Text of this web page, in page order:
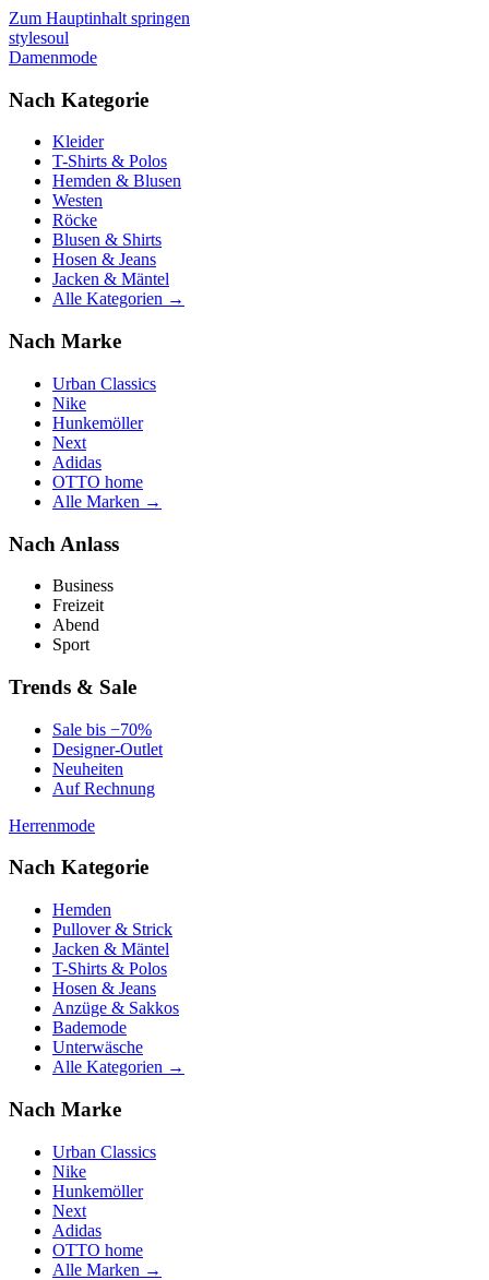
Zum Hauptinhalt springen
stylesoul
Damenmode
Nach Kategorie
Kleider
T-Shirts & Polos
Hemden & Blusen
Westen
Röcke
Blusen & Shirts
Hosen & Jeans
Jacken & Mäntel
Alle Kategorien →
Nach Marke
Urban Classics
Nike
Hunkemöller
Next
Adidas
OTTO home
Alle Marken →
Nach Anlass
Business
Freizeit
Abend
Sport
Trends & Sale
Sale bis −70%
Designer-Outlet
Neuheiten
Auf Rechnung
Herrenmode
Nach Kategorie
Hemden
Pullover & Strick
Jacken & Mäntel
T-Shirts & Polos
Hosen & Jeans
Anzüge & Sakkos
Bademode
Unterwäsche
Alle Kategorien →
Nach Marke
Urban Classics
Nike
Hunkemöller
Next
Adidas
OTTO home
Alle Marken →